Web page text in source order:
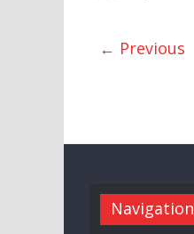
← Previous
Navigation